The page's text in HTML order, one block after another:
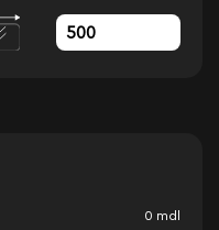
0 mdl